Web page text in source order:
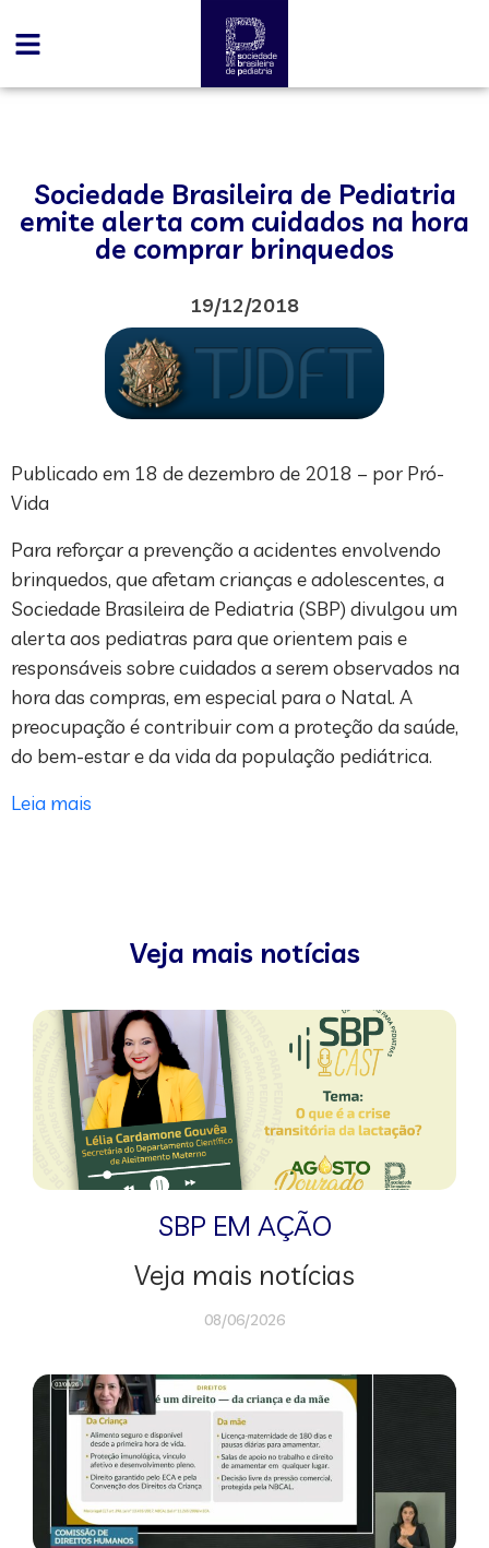
Sociedade Brasileira de Pediatria
emite alerta com cuidados na hora
de comprar brinquedos
19/12/2018
Publicado em 18 de dezembro de 2018 – por Pró-
Vida
Para reforçar a prevenção a acidentes envolvendo
brinquedos, que afetam crianças e adolescentes, a
Sociedade Brasileira de Pediatria (SBP) divulgou um
alerta aos pediatras para que orientem pais e
responsáveis sobre cuidados a serem observados na
hora das compras, em especial para o Natal. A
preocupação é contribuir com a proteção da saúde,
do bem-estar e da vida da população pediátrica.
Leia mais
Veja mais notícias
SBP EM AÇÃO
Veja mais notícias
08/06/2026